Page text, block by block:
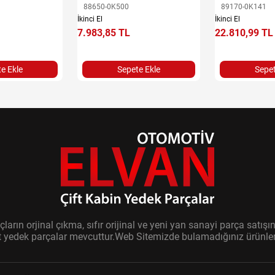
Ekle
88650-0K500
İkinci El
7.983,85 TL
Sepete Ekle
89170-0K141
İkinci El
22.810,99 TL
orjinal çıkma, sıfır orijinal ve yeni yan sanayi parça
parçalar mevcuttur.Web Sitemizde bulamadığınız